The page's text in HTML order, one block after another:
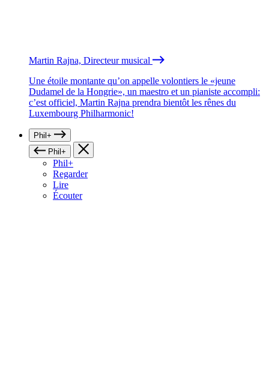
Martin Rajna, Directeur musical
Une étoile montante qu’on appelle volontiers le «jeune
Dudamel de la Hongrie», un maestro et un pianiste accompli:
c’est officiel, Martin Rajna prendra bientôt les rênes du
Luxembourg Philharmonic!
Phil+
Phil+
Phil+
Regarder
Lire
Écouter